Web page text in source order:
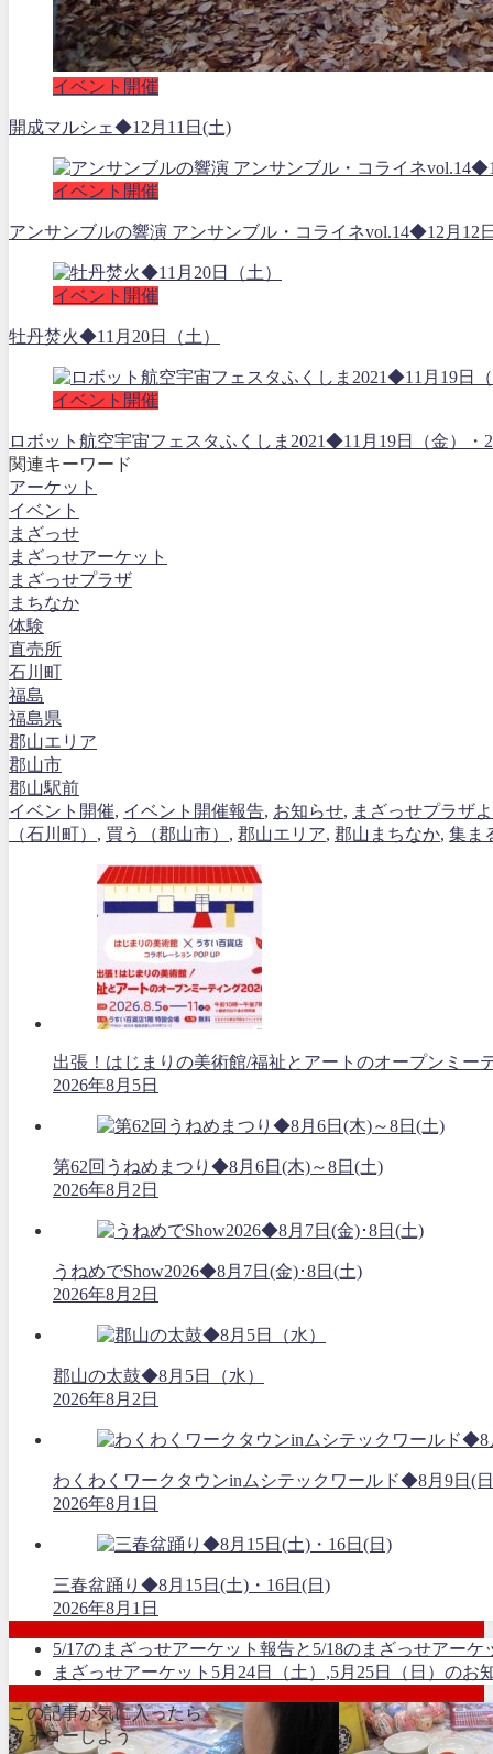
イベント開催
開成マルシェ◆12月11日(土)
イベント開催
アンサンブルの響演 アンサンブル・コライネvol.14◆12月12
イベント開催
牡丹焚火◆11月20日（土）
イベント開催
ロボット航空宇宙フェスタふくしま2021◆11月19日（金
関連キーワード
アーケット
イベント
まざっせ
まざっせアーケット
まざっせプラザ
まちなか
体験
直売所
石川町
福島
福島県
郡山エリア
郡山市
郡山駅前
イベント開催, イベント開催報告, お知らせ, まざっせプラザ
（石川町） , 買う（郡山市） , 郡山エリア, 郡山まちなか, 集ま
出張！はじまりの美術館/福祉とアートのオープンミー
2026年8月5日
第62回うねめまつり◆8月6日(木)～8日(土)
2026年8月2日
うねめでShow2026◆8月7日(金)･8日(土)
2026年8月2日
郡山の太鼓◆8月5日（水）
2026年8月2日
わくわくワークタウンinムシテックワールド◆8月9日(
2026年8月1日
三春盆踊り◆8月15日(土)・16日(日)
2026年8月1日
5/17のまざっせアーケット報告と5/18のまざっせアーケ
まざっせアーケット5月24日（土）,5月25日（日）のお
この記事が気に入ったら
フォローしよう